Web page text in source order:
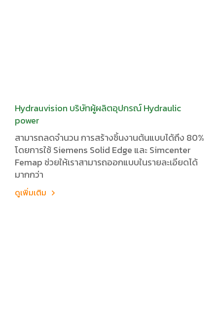
Hydrauvision บริษัทผู้ผลิตอุปกรณ์ Hydraulic
power
สามารถลดจำนวน การสร้างชิ้นงานต้นแบบได้ถึง 80%
โดยการใช้ Siemens Solid Edge และ Simcenter
Femap ช่วยให้เราสามารถออกแบบในรายละเอียดได้
มากกว่า
ดูเพิ่มเติม